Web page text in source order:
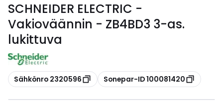
SCHNEIDER ELECTRIC -
Vakioväännin - ZB4BD3 3-as.
lukittuva
Kopioi
Sähkönro 2320596 Kopioi
Sonepar-ID 100081420